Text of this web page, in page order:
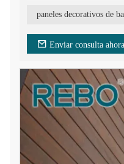
moho, a prueba de polillas,
paneles decorativos de
Enviar consulta ahora